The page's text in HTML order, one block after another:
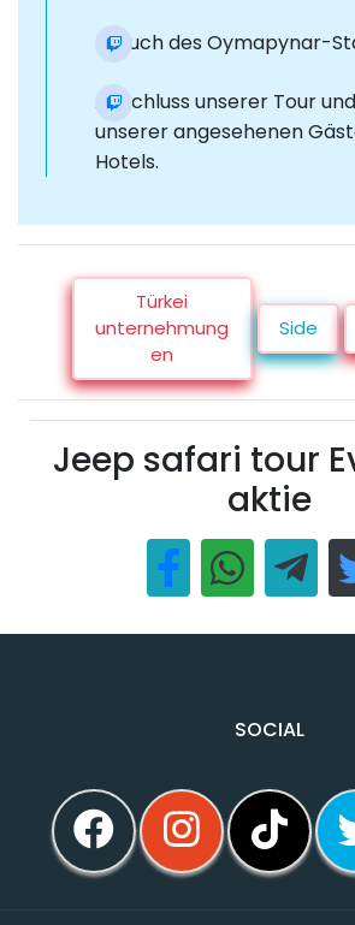
Besuch des Oymapynar-
Abschluss unserer Tour
unserer angesehenen
Hotels.
Türkei
unternehmung
en
Side
Jeep safari tour
aktie
SOCIAL